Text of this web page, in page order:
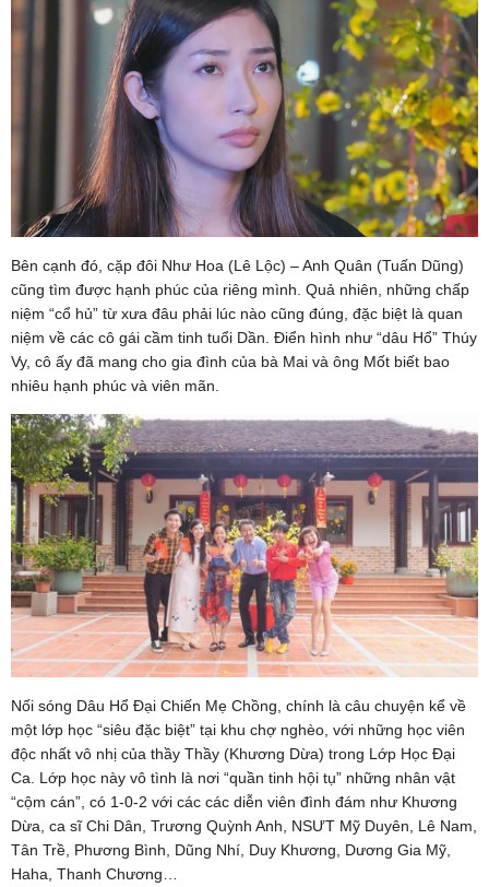
Bên cạnh đó, cặp đôi Như Hoa (Lê Lộc) – Anh Quân (Tuấn Dũng)
cũng tìm được hạnh phúc của riêng mình. Quả nhiên, những chấp
niệm “cổ hủ” từ xưa đâu phải lúc nào cũng đúng, đặc biệt là quan
niệm về các cô gái cầm tinh tuổi Dần. Điển hình như “dâu Hổ” Thúy
Vy, cô ấy đã mang cho gia đình của bà Mai và ông Mốt biết bao
nhiêu hạnh phúc và viên mãn.
Nối sóng Dâu Hổ Đại Chiến Mẹ Chồng, chính là câu chuyện kể về
một lớp học “siêu đặc biệt” tại khu chợ nghèo, với những học viên
độc nhất vô nhị của thầy Thầy (Khương Dừa) trong Lớp Học Đại
Ca. Lớp học này vô tình là nơi “quần tinh hội tụ” những nhân vật
“cộm cán”, có 1-0-2 với các các diễn viên đình đám như Khương
Dừa, ca sĩ Chi Dân, Trương Quỳnh Anh, NSƯT Mỹ Duyên, Lê Nam,
Tân Trề, Phương Bình, Dũng Nhí, Duy Khương, Dương Gia Mỹ,
Haha, Thanh Chương…